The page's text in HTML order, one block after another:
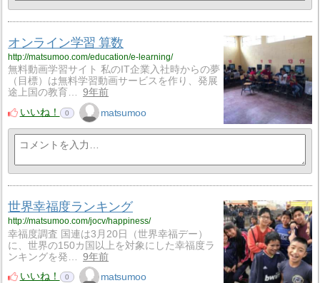
オンライン学習 算数
http://matsumoo.com/education/e-learning/
無料動画学習サイト 私のIT企業入社時からの夢
（目標）は無料学習動画サービスを作り、発展
途上国の教育…
9年前
いいね！
0 matsumoo
世界幸福度ランキング
http://matsumoo.com/jocv/happiness/
幸福度調査 国連は3月20日（世界幸福デー）
に、世界の150カ国以上を対象にした幸福度ラ
ンキングを発…
9年前
いいね！
0 matsumoo